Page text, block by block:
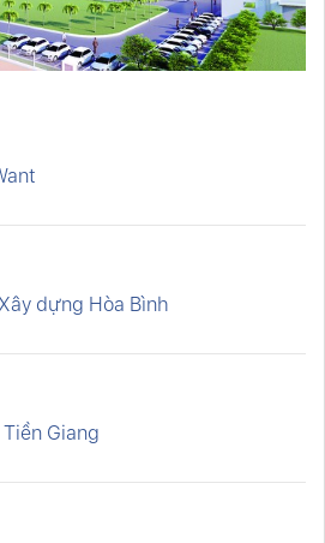
dựng Hòa Bình
Giang